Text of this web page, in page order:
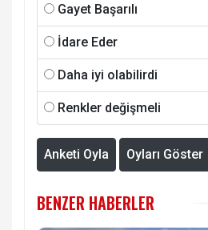
Gayet Başarılı
İdare Eder
Daha iyi olabilirdi
Renkler değişmeli
Anketi Oyla Oyları Göster
BENZER HABERLER